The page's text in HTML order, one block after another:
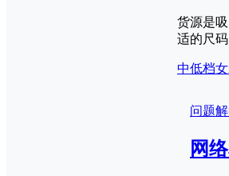
货源是
适的尺
中低档
问题
网